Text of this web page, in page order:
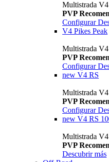
Multistrada
PVP
Configurar
V4 Pikes Peak
Multistrada
PVP
Configurar
new V4 RS
Multistrada
PVP
Configurar
new V4 RS
Multistrada
PVP
Descubrir más